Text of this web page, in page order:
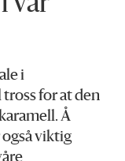
i
for at den
Å
viktig